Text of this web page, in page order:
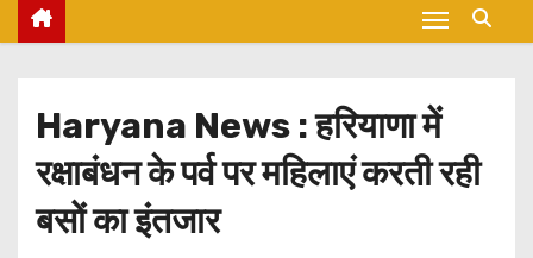
Haryana News : हरियाणा में
रक्षाबंधन के पर्व पर महिलाएं करती रही
बसों का इंतजार